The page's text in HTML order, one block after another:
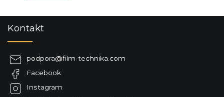
Kontakt
podpora@film-technika.com
Facebook
Instagram